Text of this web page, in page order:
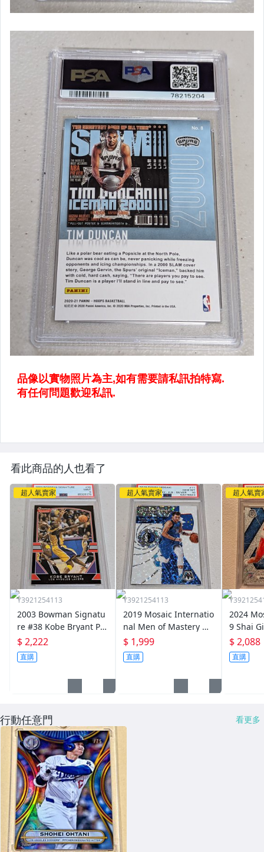
看此商品的人也看了
超人氣賣家
Y3921254113
2003 Bowman Signatu
re #38 Kobe Bryant PS
A9
$ 2,222
直購
超人氣賣家
Y3921254113
2019 Mosaic Internatio
nal Men of Mastery M
osaic #11 Luka Doncic
PSA10
$ 1,999
直購
超人氣賣
2024
9 Shai
der PSA9
$ 2,088
直購
行動任意門 看更多